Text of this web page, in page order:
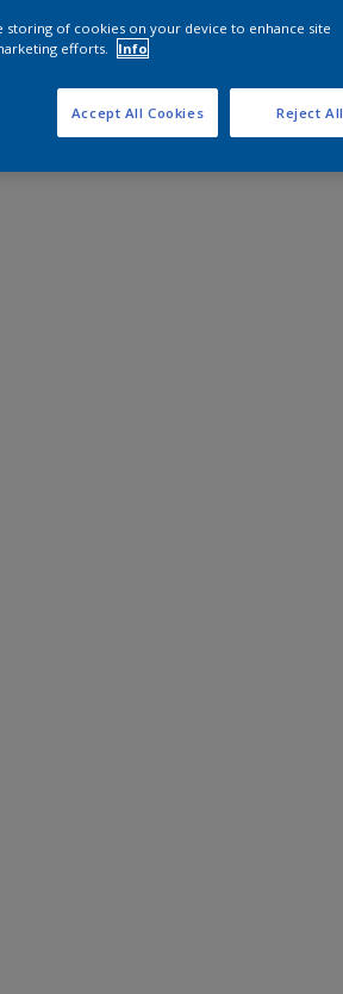
storing of cookies on your device to enhance site
efforts.
Info
Reject All
Accept All Cookies